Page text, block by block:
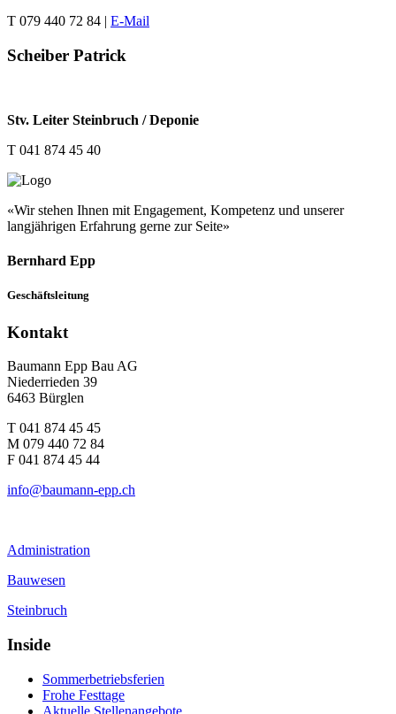
T 079 440 72 84 | E-Mail
Scheiber Patrick
Stv. Leiter Steinbruch / Deponie
T 041 874 45 40
«Wir stehen Ihnen mit Engagement, Kompetenz und unserer
langjährigen Erfahrung gerne zur Seite»
Bernhard Epp
Geschäftsleitung
Kontakt
Baumann Epp Bau AG
Niederrieden 39
6463 Bürglen
T 041 874 45 45
M 079 440 72 84
F 041 874 45 44
info@baumann-epp.ch
Administration
Bauwesen
Steinbruch
Inside
Sommerbetriebsferien
Frohe Festtage
Aktuelle Stellenangebote